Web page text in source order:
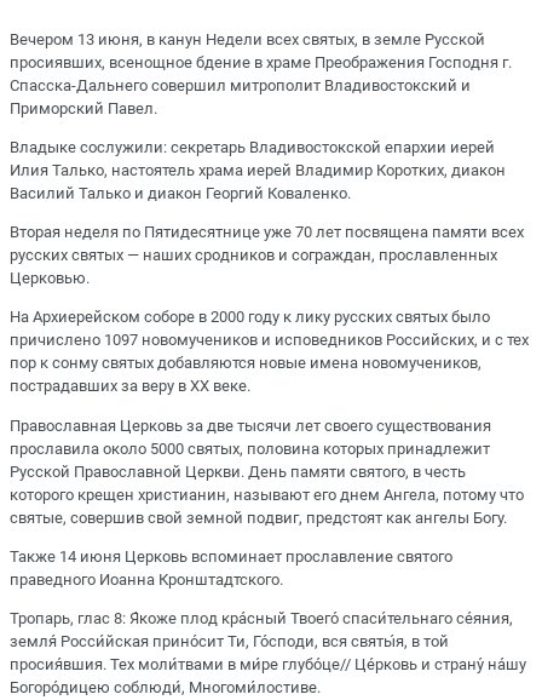
Вечером 13 июня, в канун Недели всех святых, в земле Русской
просиявших, всенощное бдение в храме Преображения Господня г.
Спасска-Дальнего совершил митрополит Владивостокский и
Приморский Павел.
Владыке сослужили: секретарь Владивостокской епархии иерей
Илия Талько, настоятель храма иерей Владимир Коротких, диакон
Василий Талько и диакон Георгий Коваленко.
Вторая неделя по Пятидесятнице уже 70 лет посвящена памяти всех
русских святых — наших сродников и сограждан, прославленных
Церковью.
На Архиерейском соборе в 2000 году к лику русских святых было
причислено 1097 новомучеников и исповедников Российских, и с тех
пор к сонму святых добавляются новые имена новомучеников,
пострадавших за веру в ХХ веке.
Православная Церковь за две тысячи лет своего существования
прославила около 5000 святых, половина которых принадлежит
Русской Православной Церкви. День памяти святого, в честь
которого крещен христианин, называют его днем Ангела, потому что
святые, совершив свой земной подвиг, предстоят как ангелы Богу.
Также 14 июня Церковь вспоминает прославление святого
праведного Иоанна Кронштадтского.
Тропарь, глас 8: Я́коже плод кра́сный Твоего́ спаси́тельнаго се́яния,
земля́ Росси́йская прино́сит Ти, Го́споди, вся святы́я, в той
просия́вшия. Тех моли́твами в ми́ре глубо́це// Це́рковь и страну́ на́шу
Богоро́дицею соблюди́, Многоми́лостиве.